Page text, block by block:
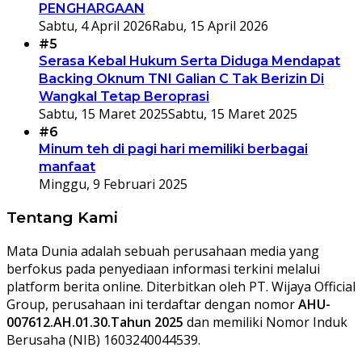
PENGHARGAAN
Sabtu, 4 April 2026Rabu, 15 April 2026
#5
Serasa Kebal Hukum Serta Diduga Mendapat
Backing Oknum TNI Galian C Tak Berizin Di
Wangkal Tetap Beroprasi
Sabtu, 15 Maret 2025Sabtu, 15 Maret 2025
#6
Minum teh di pagi hari memiliki berbagai
manfaat
Minggu, 9 Februari 2025
Tentang Kami
Mata Dunia adalah sebuah perusahaan media yang
berfokus pada penyediaan informasi terkini melalui
platform berita online. Diterbitkan oleh PT. Wijaya Official
Group, perusahaan ini terdaftar dengan nomorAHU-
007612.AH.01.30.Tahun 2025 dan memiliki Nomor Induk
Berusaha (NIB) 1603240044539.